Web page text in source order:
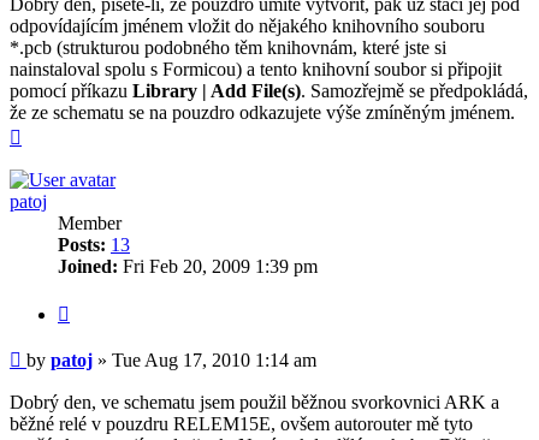
Dobrý den, píšete-li, že pouzdro umíte vytvořit, pak už stačí jej pod
odpovídajícím jménem vložit do nějakého knihovního souboru
*.pcb (strukturou podobného těm knihovnám, které jste si
nainstaloval spolu s Formicou) a tento knihovní soubor si připojit
pomocí příkazu Library | Add File(s). Samozřejmě se předpokládá,
že ze schematu se na pouzdro odkazujete výše zmíněným jménem.
patoj
Member
Posts: 13
Joined: Fri Feb 20, 2009 1:39 pm
Post
by patoj » Tue Aug 17, 2010 1:14 am
Dobrý den, ve schematu jsem použil běžnou svorkovnici ARK a
běžné relé v pouzdru RELEM15E, ovšem autorouter mě tyto